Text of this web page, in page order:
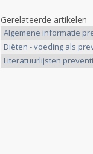
Gerelateerde artikelen
Algemene informatie
Diëten - voeding als
Literatuurlijsten